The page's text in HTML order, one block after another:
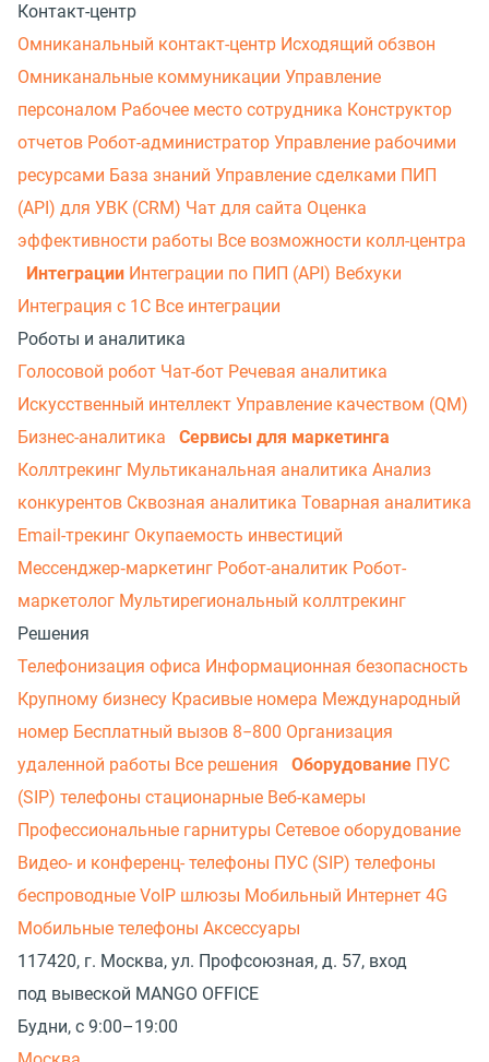
Контакт-центр
Омниканальный контакт-центр Исходящий обзвон
Омниканальные коммуникации Управление
персоналом Рабочее место сотрудника Конструктор
отчетов Робот-администратор Управление рабочими
ресурсами База знаний Управление сделками ПИП
(API) для УВК (CRM) Чат для сайта Оценка
эффективности работы Все возможности колл-центра
Интеграции Интеграции по ПИП (API) Вебхуки
Интеграция с 1С Все интеграции
Роботы и аналитика
Голосовой робот Чат-бот Речевая аналитика
Искусственный интеллект Управление качеством (QM)
Бизнес-аналитика
Сервисы для маркетинга
Коллтрекинг Мультиканальная аналитика Анализ
конкурентов Сквозная аналитика Товарная аналитика
Email-трекинг Окупаемость инвестиций
Мессенджер‑маркетинг Робот-аналитик Робот-
маркетолог Мультирегиональный коллтрекинг
Решения
Телефонизация офиса Информационная безопасность
Крупному бизнесу Красивые номера Международный
номер Бесплатный вызов 8−800 Организация
удаленной работы Все решения Оборудование ПУС
(SIP) телефоны стационарные Веб-камеры
Профессиональные гарнитуры Сетевое оборудование
Видео- и конференц- телефоны ПУС (SIP) телефоны
беспроводные VoIP шлюзы Мобильный Интернет 4G
Мобильные телефоны Аксессуары
117420, г. Москва, ул. Профсоюзная, д. 57, вход
под вывеской MANGO OFFICE
Будни, с 9:00–19:00